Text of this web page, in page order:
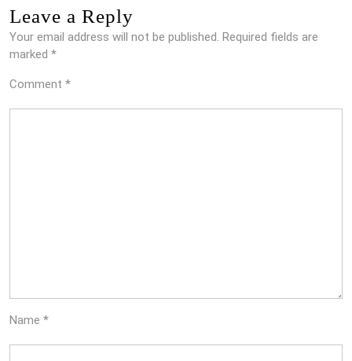
Leave a Reply
Your email address will not be published. Required fields are
marked *
Comment *
Name *